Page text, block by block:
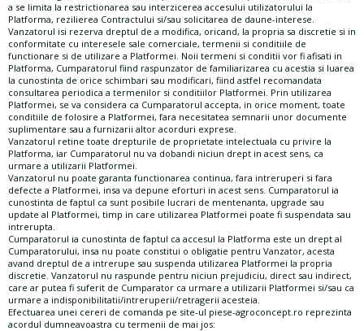
a se limita la restrictionarea sau interzicerea accesului utilizatorului la
Platforma, rezilierea Contractului si/sau solicitarea de daune-interese.
Vanzatorul isi rezerva dreptul de a modifica, oricand, la propria sa discretie si in
conformitate cu interesele sale comerciale, termenii si conditiile de
functionare si de utilizare a Platformei. Noii termeni si conditii vor fi afisati in
Platforma, Cumparatorul fiind raspunzator de familiarizarea cu acestia si luarea
la cunostinta de orice schimbari sau modificari, fiind astfel recomandata
consultarea periodica a termenilor si conditiilor Platformei. Prin utilizarea
Platformei, se va considera ca Cumparatorul accepta, in orice moment, toate
conditiile de folosire a Platformei, fara necesitatea semnarii unor documente
suplimentare sau a furnizarii altor acorduri exprese.
Vanzatorul retine toate drepturile de proprietate intelectuala cu privire la
Platforma, iar Cumparatorul nu va dobandi niciun drept in acest sens, ca
urmare a utilizarii Platformei.
Vanzatorul nu poate garanta functionarea continua, fara intreruperi si fara
defecte a Platformei, insa va depune eforturi in acest sens. Cumparatorul ia
cunostinta de faptul ca sunt posibile lucrari de mentenanta, upgrade sau
update al Platformei, timp in care utilizarea Platformei poate fi suspendata sau
intrerupta.
Cumparatorul ia cunostinta de faptul ca accesul la Platforma este un drept al
Cumparatorului, insa nu poate constitui o obligatie pentru Vanzator, acesta
avand dreptul de a intrerupe sau suspenda utilizarea Platformei la propria
discretie. Vanzatorul nu raspunde pentru niciun prejudiciu, direct sau indirect,
care ar putea fi suferit de Cumparator ca urmare a utilizarii Platformei si/sau ca
urmare a indisponibilitatii/intreruperii/retragerii acesteia.
Efectuarea unei cereri de comanda pe site-ul piese-agroconcept.ro reprezinta
acordul dumneavoastra cu termenii de mai jos: